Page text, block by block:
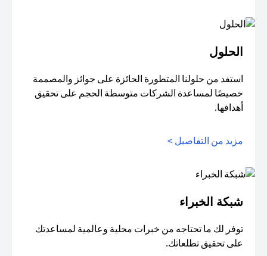
الحلول
استفد من حلولنا المتطورة الحائزة على جوائز والمصممة
خصيصًا لمساعدة الشركات متوسطة الحجم على تحقيق
أهدافها.
مزيد من التفاصيل >
شبكة الخبراء
توفر لك ما تحتاجه من خبرات محلية وعالمية لمساعدتك
على تحقيق تطلعاتك.